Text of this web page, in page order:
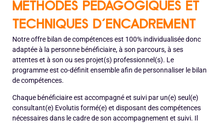
MÉTHODES PÉDAGOGIQUES ET
TECHNIQUES D'ENCADREMENT
Notre offre bilan de compétences est 100% individualisée donc
adaptée à la personne bénéficiaire, à son parcours, à ses
attentes et à son ou ses projet(s) professionnel(s). Le
programme est co-définit ensemble afin de personnaliser le bilan
de compétences.
Chaque bénéficiaire est accompagné et suivi par un(e) seul(e)
consultant(e) Evolutis formé(e) et disposant des compétences
nécessaires dans le cadre de son accompagnement et suivi. Il